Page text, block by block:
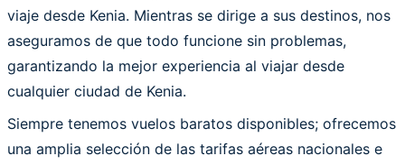
viaje desde Kenia. Mientras se dirige a sus destinos, nos
aseguramos de que todo funcione sin problemas,
garantizando la mejor experiencia al viajar desde
cualquier ciudad de Kenia.
Siempre tenemos vuelos baratos disponibles; ofrecemos
una amplia selección de las tarifas aéreas nacionales e